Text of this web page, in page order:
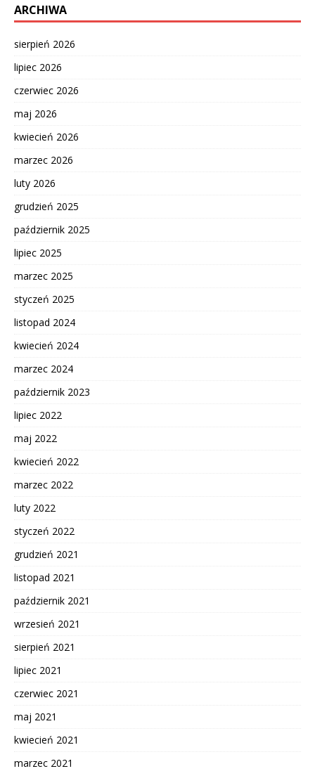
ARCHIWA
sierpień 2026
lipiec 2026
czerwiec 2026
maj 2026
kwiecień 2026
marzec 2026
luty 2026
grudzień 2025
październik 2025
lipiec 2025
marzec 2025
styczeń 2025
listopad 2024
kwiecień 2024
marzec 2024
październik 2023
lipiec 2022
maj 2022
kwiecień 2022
marzec 2022
luty 2022
styczeń 2022
grudzień 2021
listopad 2021
październik 2021
wrzesień 2021
sierpień 2021
lipiec 2021
czerwiec 2021
maj 2021
kwiecień 2021
marzec 2021